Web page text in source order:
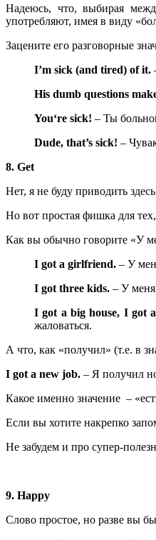
Надеюсь, что, выбирая
употребляют, имея в виду
Зацените его разговорные
I’m sick (and tired) of it.
His dumb questions
You‘re sick! – Ты
Dude, that’s sick! –
8. Get
Нет, я не буду приводить
Но вот простая фишка для
Как вы обычно говорите «У
I got a girlfriend. – У
I got three kids. – У меня
I got a big house, I got a
жаловаться.
А что, как «получил» (т.е. в
I got a new job. – Я получил
Какое именно значение –
Если вы хотите накрепко
Не забудем и про супер-
9. Happy
Слово простое, но разве вы